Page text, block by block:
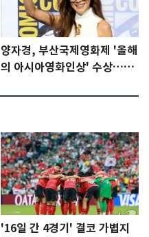
양자경, 부산국제영화제 '올해
의 아시아영화인상' 수상…15
'16일 간 4경기' 결코 가볍지